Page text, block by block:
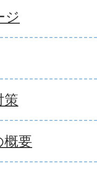
ジ
策
概要